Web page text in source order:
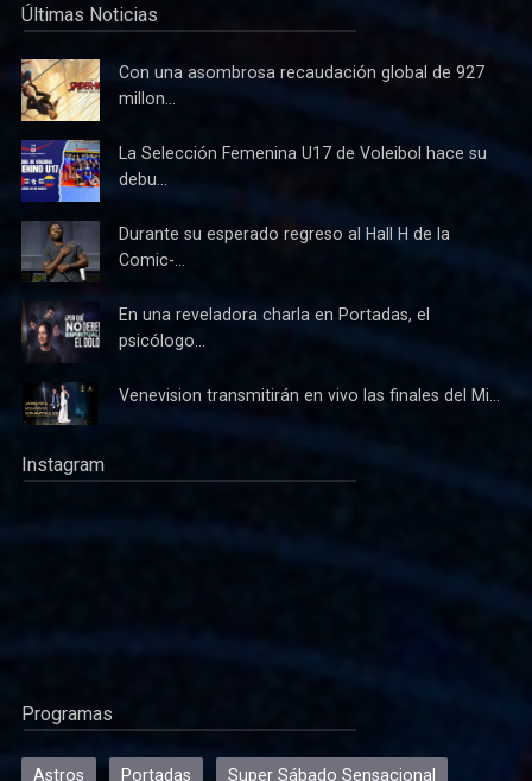
Últimas Noticias
Con una asombrosa recaudación global de 927
millon...
La Selección Femenina U17 de Voleibol hace su
debu...
Durante su esperado regreso al Hall H de la
Comic-...
En una reveladora charla en Portadas, el
psicólogo...
Venevision transmitirán en vivo las finales del Mi...
Instagram
Programas
Astros Portadas Super Sábado Sensacional